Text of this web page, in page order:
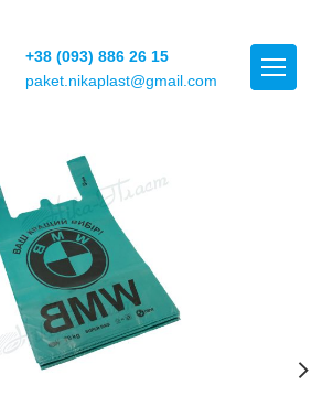
+38 (093) 886 26 15
paket.nikaplast@gmail.com